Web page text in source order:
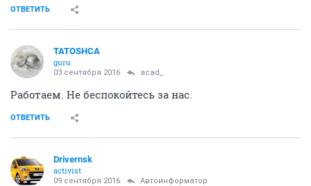
ОТВЕТИТЬ
TATOSHCA
guru
03 сентября 2016 acad_
Работаем. Не беспокойтесь за нас.
ОТВЕТИТЬ
Drivernsk
activist
09 сентября 2016 Автоинформатор